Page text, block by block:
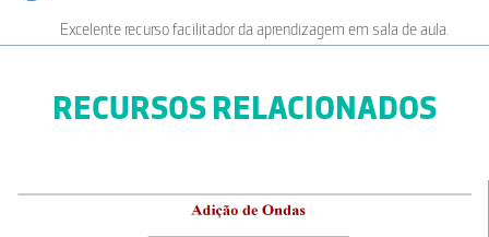
Excelente recurso facilitador da aprendizagem em sala de aula.
RECURSOS RELACIONADOS